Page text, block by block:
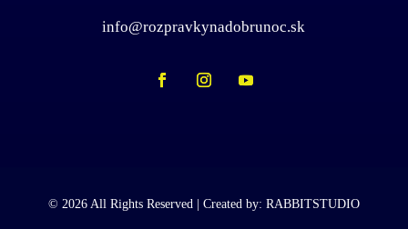
info@rozpravkynadobrunoc.sk
© 2026 All Rights Reserved | Created by: RABBITSTUDIO